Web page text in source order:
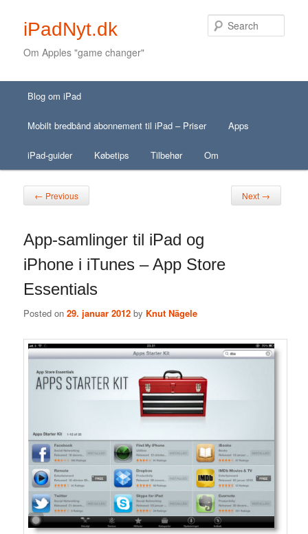
iPadNyt.dk
Om Apples "game changer"
Secondary menu
Skip to primary content
Skip to secondary content
Skip to primary content
Skip to secondary content
Blog om iPad
Mobilt bredbånd abonnement til iPad – Priser Apps
iPad-guider Købetips Tilbehør Om
Post navigation
← Previous Next →
App-samlinger til iPad og
iPhone i iTunes – App Store
Essentials
Posted on29. januar 2012 by Knut Nägele